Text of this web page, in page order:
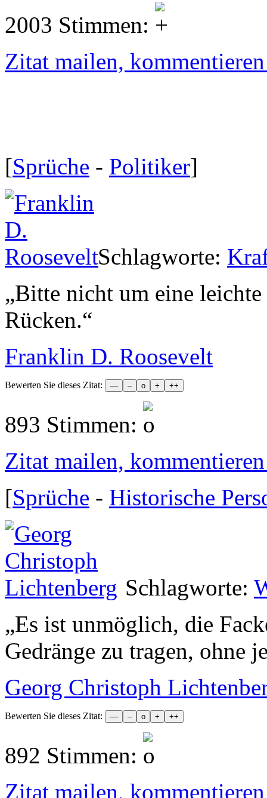
2003 Stimmen:
Zitat mailen,
[Sprüche - Politiker]
Schlagworte:
„Bitte nicht um eine
Rücken.“
Franklin D. Roosevelt
Bewerten Sie dieses Zitat:
893 Stimmen:
Zitat mailen,
[Sprüche - Historische
Schlagworte:
„Es ist unmöglich, die
Gedränge zu tragen, ohne
Georg Christoph
Bewerten Sie dieses Zitat:
892 Stimmen:
Zitat mailen,